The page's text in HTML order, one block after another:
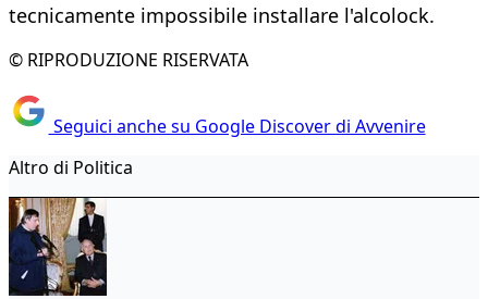
tecnicamente impossibile installare l'alcolock.
© RIPRODUZIONE RISERVATA
Seguici anche su Google Discover di Avvenire
Altro di Politica